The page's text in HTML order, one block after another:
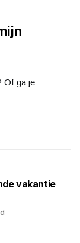
Of ga je
vakantie